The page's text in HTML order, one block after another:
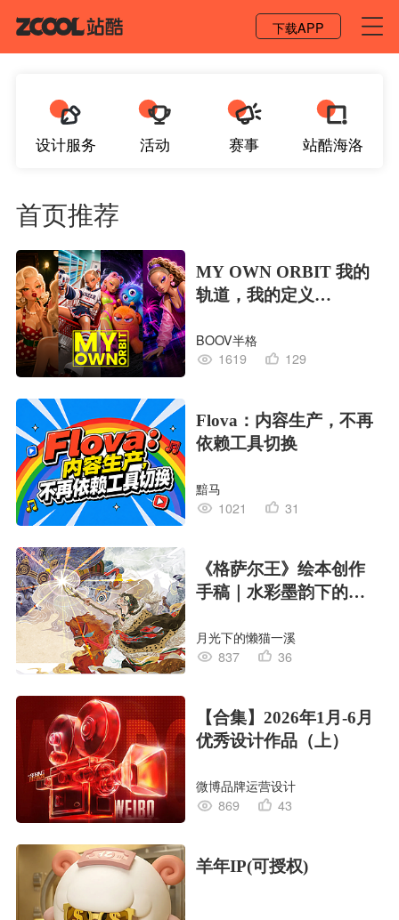
下载APP
设计服务 活动 赛事 站酷海洛
首页推荐
MY OWN ORBIT 我的
轨道，我的定义
对
BOOV半格
1619
129
Flova：内容生产，不再
依赖工具切换
黯马
1021
31
《格萨尔王》绘本创作
手稿｜水彩墨韵下的史
月光下的懒猫一溪
837
36
【合集】2026年1月-6月
优秀设计作品（上）
微博品牌运营设计
869
43
羊年IP(可授权)